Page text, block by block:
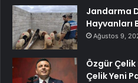
Jandarma
Hayvanları
Ağustos 9,
Özgür
Çelik Yeni